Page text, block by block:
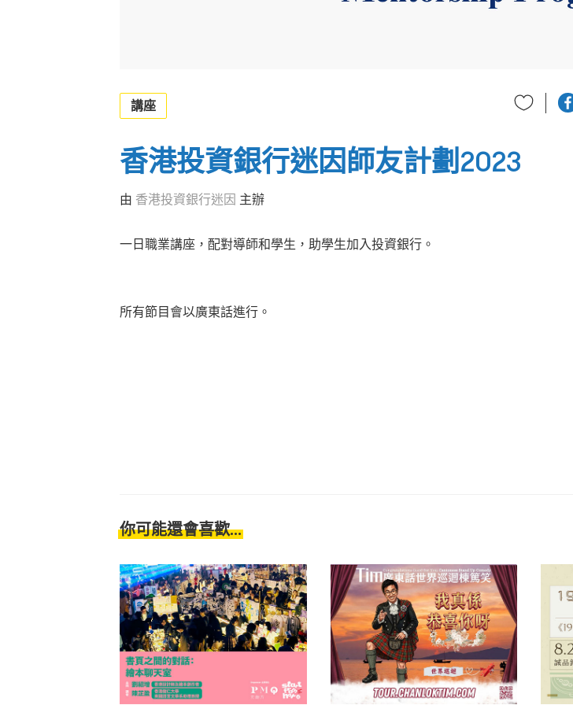
講座
香港投資銀行迷因師友計劃2023
由 香港投資銀行迷因 主辦
一日職業講座，配對導師和學生，助學生加入投資銀行。
所有節目會以廣東話進行。
你可能還會喜歡...